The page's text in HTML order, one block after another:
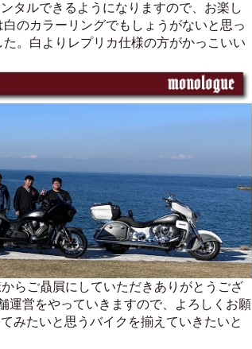
タルできるようになりますので、お楽し
のカラーリングでもしょうがないと思っ
。白よりレプリカ仕様の方がかっこいい
らご贔屓にしていただきありがとうござ
運営をやっていきますので、よろしくお願
みたいと思うバイクを揃えていきたいと